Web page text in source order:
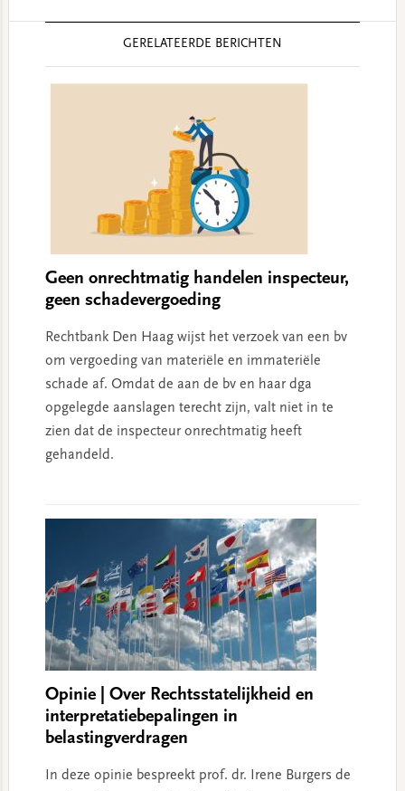
GERELATEERDE BERICHTEN
Geen onrechtmatig handelen inspecteur,
geen schadevergoeding
Rechtbank Den Haag wijst het verzoek van een bv
om vergoeding van materiële en immateriële
schade af. Omdat de aan de bv en haar dga
opgelegde aanslagen terecht zijn, valt niet in te
zien dat de inspecteur onrechtmatig heeft
gehandeld.
Opinie | Over Rechtsstatelijkheid en
interpretatiebepalingen in
belastingverdragen
In deze opinie bespreekt prof. dr. Irene Burgers de